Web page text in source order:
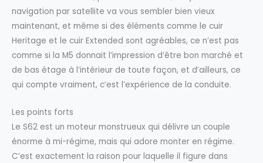
navigation par satellite va vous sembler bien vieux
maintenant, et même si des éléments comme le cuir
Heritage et le cuir Extended sont agréables, ce n’est pas
comme si la M5 donnait l’impression d’être bon marché et
de bas étage à l’intérieur de toute façon, et d’ailleurs, ce
qui compte vraiment, c’est l’expérience de la conduite.
Les points forts
Le S62 est un moteur monstrueux qui délivre un couple
énorme à mi-régime, mais qui adore monter en régime.
C’est exactement la raison pour laquelle il figure dans